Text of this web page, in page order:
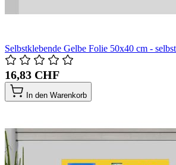
Selbstklebende Gelbe Folie 50x40 cm -
16,83 CHF
In den Warenkorb